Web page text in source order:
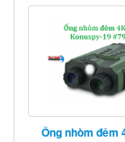
Ống nhòm đêm